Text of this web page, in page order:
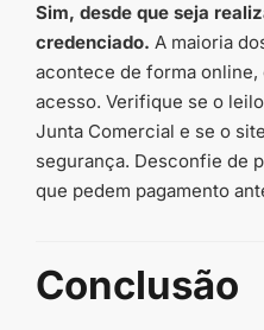
Sim, desde que seja
credenciado. A maioria
acontece de forma
acesso. Verifique se o
Junta Comercial e se o
segurança. Desconfie de
que pedem pagamento
Conclusão